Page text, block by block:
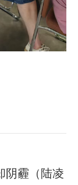
阴霾（陆凌